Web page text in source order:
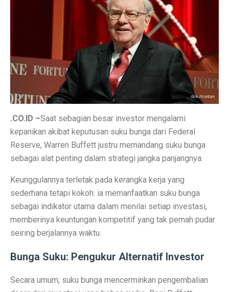
Inspirasi Warna Cat Pagar yang Elegan dan Pasti Sukses
Tips Pemasangan Plafon PVC Rangka Hollow Modern
8 Ciri Rumah Tropis Sederhana: Hunian Asri, Sejuk,
Keunggulan dan Kekurangan Plafon PVC yang Harus
Literasi AI Jadi Dasar Penting bagi Talent Digital
5 Ciri Interior Rumah Scandinavian yang Sederhana
Tugas dan Wewenang OJK, Regulator dari Krisis
5 Rekomendasi Film Park Chan Wook yang Harus
Ulang Tahun ke-34, Excelso Hadirkan Seri Matcha
Terapi Ginjal dengan Teknologi Cuci Darah Terbaru
5 Rahasia Kehidupan Panjang Manusia Tertua
.CO.ID –Saat sebagian besar investor mengalami
kepanikan akibat keputusan suku bunga dari Federal
Reserve, Warren Buffett justru memandang suku bunga
sebagai alat penting dalam strategi jangka panjangnya.
Keunggulannya terletak pada kerangka kerja yang
sederhana tetapi kokoh: ia memanfaatkan suku bunga
sebagai indikator utama dalam menilai setiap investasi,
memberinya keuntungan kompetitif yang tak pernah pudar
seiring berjalannya waktu.
Bunga Suku: Pengukur Alternatif Investor
Secara umum, suku bunga mencerminkan pengembalian